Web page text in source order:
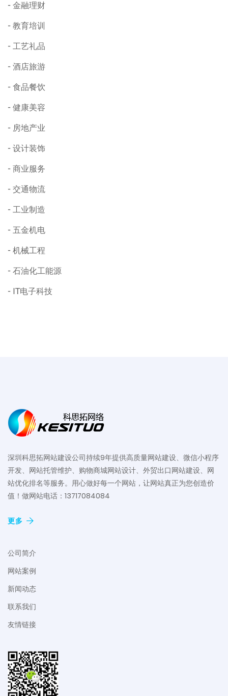
金融理财
教育培训
工艺礼品
酒店旅游
食品餐饮
健康美容
房地产业
设计装饰
商业服务
交通物流
工业制造
五金机电
机械工程
石油化工能源
IT电子科技
深圳科思拓网站建设公司持续9年提供高质量网站建设、微信小程序
开发、网站托管维护、购物商城网站设计、外贸出口网站建设、网
站优化排名等服务。用心做好每一个网站，让网站真正为您创造价
值！做网站电话：13717084084
更多
公司简介
网站案例
新闻动态
联系我们
友情链接